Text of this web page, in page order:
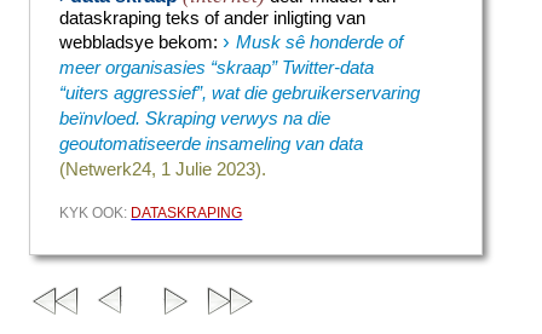
dataskraping teks of ander inligting van
webbladsye bekom:› Musk sê honderde of
meer organisasies “skraap” Twitter-data
“uiters aggressief”, wat die gebruikerservaring
beïnvloed. Skraping verwys na die
geoutomatiseerde insameling van data
(Netwerk24, 1 Julie 2023).
KYK OOK: DATASKRAPING